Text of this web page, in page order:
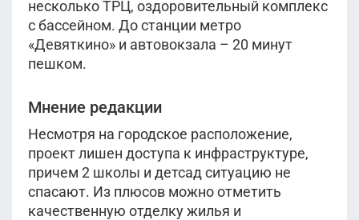
несколько ТРЦ, оздоровительный комплекс
с бассейном. До станции метро
«Девяткино» и автовокзала – 20 минут
пешком.
Мнение редакции
Несмотря на городское расположение,
проект лишен доступа к инфраструктуре,
причем 2 школы и детсад ситуацию не
спасают. Из плюсов можно отметить
качественную отделку жилья и